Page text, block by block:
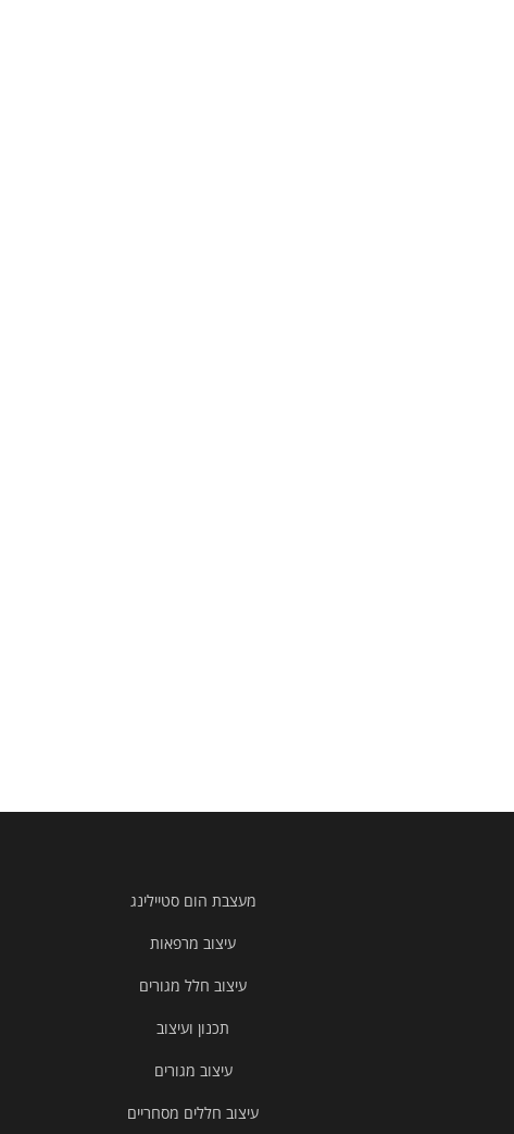
מעצבת הום סטיילינג
עיצוב מרפאות
עיצוב חלל מגורים
תכנון ועיצוב
עיצוב מגורים
עיצוב חללים מסחריים